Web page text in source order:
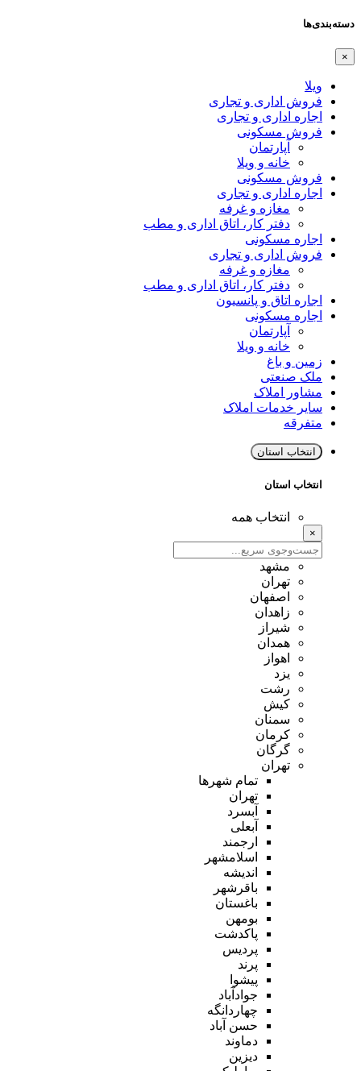
دسته‌بندی‌ها
×
ویلا
فروش اداری و تجاری
اجاره اداری و تجاری
فروش مسکونی
آپارتمان
خانه و ویلا
فروش مسکونی
اجاره اداری و تجاری
مغازه و غرفه
دفتر کار، اتاق اداری و مطب
اجاره مسکونی
فروش اداری و تجاری
مغازه و غرفه
دفتر کار، اتاق اداری و مطب
اجاره اتاق و پانسیون
اجاره مسکونی
آپارتمان
خانه و ویلا
زمین و باغ
ملک صنعتی
مشاور املاک
سایر خدمات املاک
متفرقه
انتخاب استان
انتخاب استان
انتخاب همه
×
مشهد
تهران
اصفهان
زاهدان
شیراز
همدان
اهواز
یزد
رشت
کیش
سمنان
کرمان
گرگان
تهران
تمام شهر‌ها
تهران
آبسرد
آبعلی
ارجمند
اسلامشهر
اندیشه
باقرشهر
باغستان
بومهن
پاکدشت
پردیس
پرند
پیشوا
جوادآباد
چهاردانگه
حسن آباد
دماوند
دیزین